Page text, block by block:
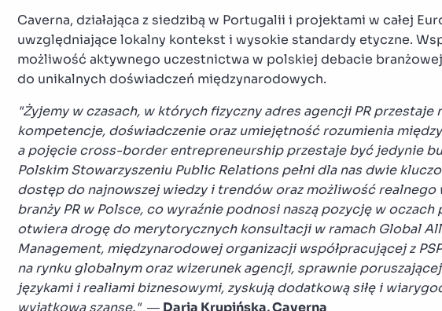
Caverna, działająca z siedzibą w Portugalii i projektami w całej
uwzględniające lokalny kontekst i wysokie standardy etyczne.
możliwość aktywnego uczestnictwa w polskiej debacie
do unikalnych doświadczeń międzynarodowych.
"Żyjemy w czasach, w których fizyczny adres agencji PR przestaje
kompetencje, doświadczenie oraz umiejętność rozumienia
a pojęcie cross-border entrepreneurship przestaje być jedynie
Polskim Stowarzyszeniu Public Relations pełni dla nas dwie
dostęp do najnowszej wiedzy i trendów oraz możliwość realnego
branży PR w Polsce, co wyraźnie podnosi naszą pozycję w
otwiera drogę do merytorycznych konsultacji w ramach Global
Management, międzynarodowej organizacji współpracującej z
na rynku globalnym oraz wizerunek agencji, sprawnie
językami i realiami biznesowymi, zyskują dodatkową siłę i
wyjątkową szansę." — Daria Krupińska, Caverna